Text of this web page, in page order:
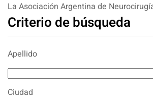
La Asociación Argentina de
Criterio de búsqueda
Apellido
Ciudad